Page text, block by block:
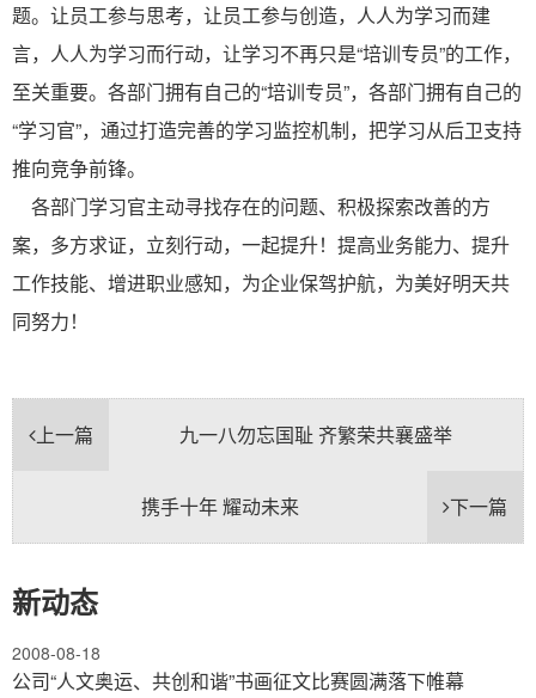
题。让员工参与思考，让员工参与创造，人人为学习而建
言，人人为学习而行动，让学习不再只是“培训专员”的工作，
至关重要。各部门拥有自己的“培训专员”，各部门拥有自己的
“学习官”，通过打造完善的学习监控机制，把学习从后卫支持
推向竞争前锋。
各部门学习官主动寻找存在的问题、积极探索改善的方
案，多方求证，立刻行动，一起提升！提高业务能力、提升
工作技能、增进职业感知，为企业保驾护航，为美好明天共
同努力！
上一篇 九一八勿忘国耻 齐繁荣共襄盛举
下一篇
携手十年 耀动未来
新动态
2008-08-18
公司“人文奥运、共创和谐”书画征文比赛圆满落下帷幕